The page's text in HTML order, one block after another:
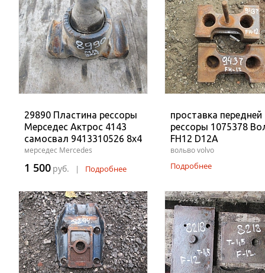
29890 Пластина рессоры
Мерседес Актрос 4143
самосвал 9413310526 8x4
мерседес Mercedes
1 500 руб. | Подробнее
проставка передней
рессоры 1075378
FH12 D12A
вольво volvo
Подробнее